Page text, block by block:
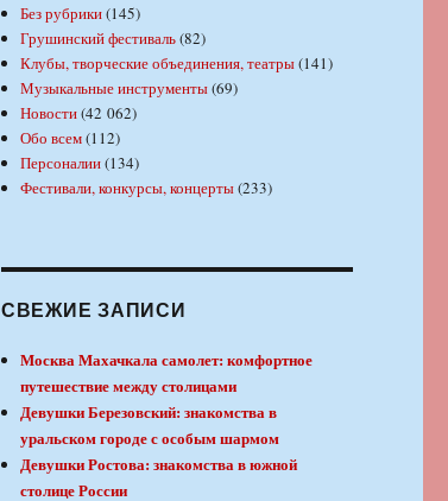
Без рубрики(145)
Грушинский фестиваль(82)
Клубы, творческие объединения, театры(141)
Музыкальные инструменты(69)
Новости(42 062)
Обо всем(112)
Персоналии(134)
Фестивали, конкурсы, концерты(233)
СВЕЖИЕ ЗАПИСИ
Москва Махачкала самолет: комфортное
путешествие между столицами
Девушки Березовский: знакомства в
уральском городе с особым шармом
Девушки Ростова: знакомства в южной
столице России